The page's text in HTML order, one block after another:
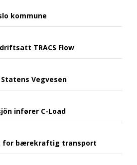
kommune
TRACS Flow
Vegvesen
infører C-Load
for bærekraftig transport